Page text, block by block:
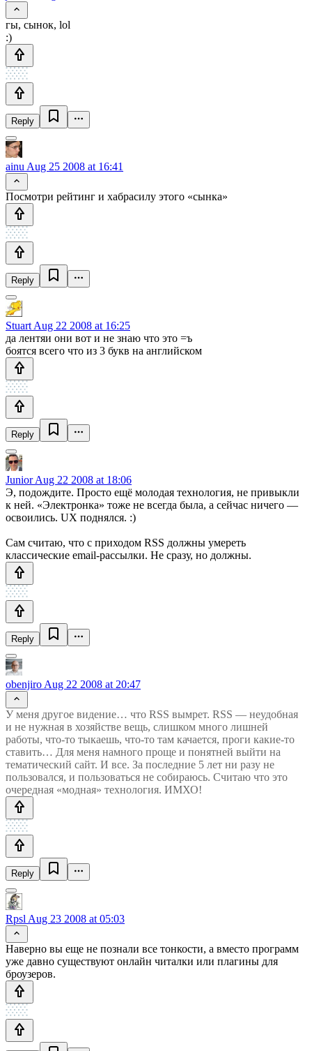
гы, сынок, lol
:)
Reply
ainu Aug 25 2008 at 16:41
Посмотри рейтинг и хабрасилу этого «сынка»
Reply
Stuart Aug 22 2008 at 16:25
да лентяи они вот и не знаю что это =ъ
боятся всего что из 3 букв на английском
Reply
JuniorAug 22 2008 at 18:06
Э, подождите. Просто ещё молодая технология, не привыкли
к ней. «Электронка» тоже не всегда была, а сейчас ничего —
освоились. UX поднялся. :)
Сам считаю, что с приходом RSS должны умереть
классические email-рассылки. Не сразу, но должны.
Reply
obenjiro Aug 22 2008 at 20:47
У меня другое видение… что RSS вымрет. RSS — неудобная
и не нужная в хозяйстве вещь, слишком много лишней
работы, что-то тыкаешь, что-то там качается, проги какие-то
ставить… Для меня намного проще и понятней выйти на
тематический сайт. И все. За последние 5 лет ни разу не
пользовался, и пользоваться не собираюсь. Считаю что это
очередная «модная» технология. ИМХО!
Reply
Rpsl Aug 23 2008 at 05:03
Наверно вы еще не познали все тонкости, а вместо программ
уже давно существуют онлайн читалки или плагины для
броузеров.